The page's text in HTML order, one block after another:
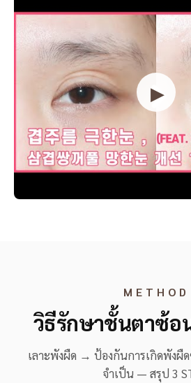
▶
METHOD
วิธีรักษาชั้นตาซ้อ
เลาะพังผืด → ป้องกันการเกิดพังผื
จำเป็น — สรุป 3